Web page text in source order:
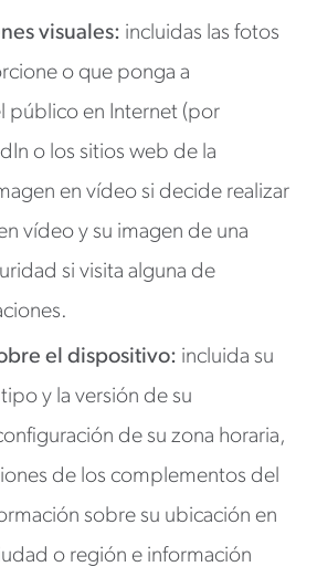
visuales: incluidas las fotos
o que ponga a
público en Internet (por
o los sitios web de la
en vídeo si decide realizar
vídeo y su imagen de una
si visita alguna de
el dispositivo: incluida su
y la versión de su
de su zona horaria,
de los complementos del
sobre su ubicación en
o región e información